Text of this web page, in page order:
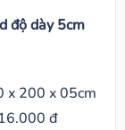
độ dày 5cm
x 200 x 05cm
đ